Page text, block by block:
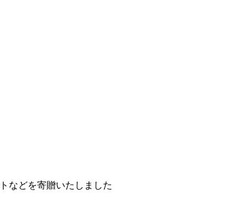
などを寄贈いたしました